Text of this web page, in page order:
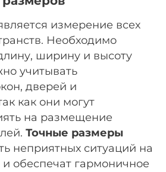
измерение всех
Необходимо
ширину и высоту
учитывать
дверей и
как они могут
на размещение
Точные размеры
неприятных ситуаций на
и обеспечат гармоничное